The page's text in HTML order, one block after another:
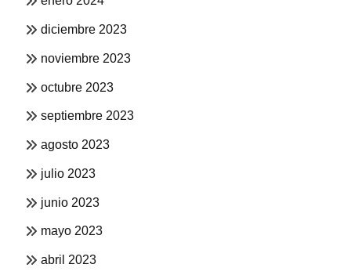
diciembre 2023
noviembre 2023
octubre 2023
septiembre 2023
agosto 2023
julio 2023
junio 2023
mayo 2023
abril 2023